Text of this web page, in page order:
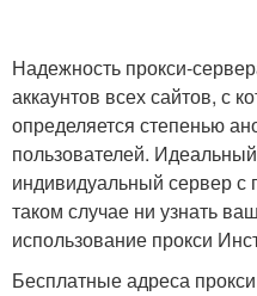
Надежность прокси-
аккаунтов всех сайтов, с
определяется степенью
пользователей.
индивидуальный сервер с
таком случае ни узнать
использование прокси
Бесплатные адреса